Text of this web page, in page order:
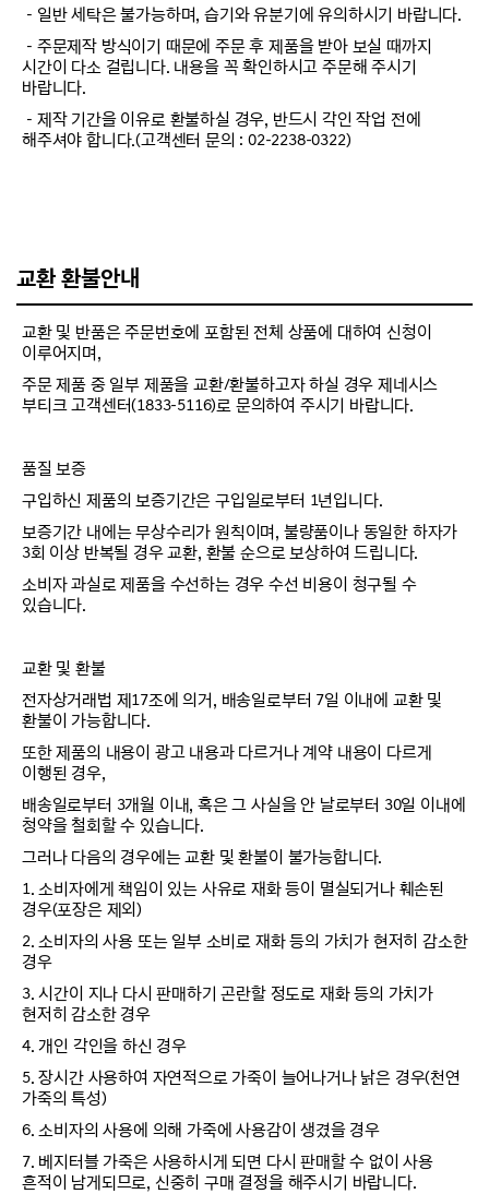
－일반 세탁은 불가능하며, 습기와 유분기에 유의하시기 바랍니다.
－주문제작 방식이기 때문에 주문 후 제품을 받아 보실 때까지
시간이 다소 걸립니다. 내용을 꼭 확인하시고 주문해 주시기
바랍니다.
－제작 기간을 이유로 환불하실 경우, 반드시 각인 작업 전에
해주셔야 합니다.(고객센터 문의 : 02-2238-0322)
교환 환불안내
교환 및 반품은 주문번호에 포함된 전체 상품에 대하여 신청이
이루어지며,
주문 제품 중 일부 제품을 교환/환불하고자 하실 경우 제네시스
부티크 고객센터(1833-5116)로 문의하여 주시기 바랍니다.
품질 보증
구입하신 제품의 보증기간은 구입일로부터 1년입니다.
보증기간 내에는 무상수리가 원칙이며, 불량품이나 동일한 하자가
3회 이상 반복될 경우 교환, 환불 순으로 보상하여 드립니다.
소비자 과실로 제품을 수선하는 경우 수선 비용이 청구될 수
있습니다.
교환 및 환불
전자상거래법 제17조에 의거, 배송일로부터 7일 이내에 교환 및
환불이 가능합니다.
또한 제품의 내용이 광고 내용과 다르거나 계약 내용이 다르게
이행된 경우,
배송일로부터 3개월 이내, 혹은 그 사실을 안 날로부터 30일 이내에
청약을 철회할 수 있습니다.
그러나 다음의 경우에는 교환 및 환불이 불가능합니다.
1. 소비자에게 책임이 있는 사유로 재화 등이 멸실되거나 훼손된
경우(포장은 제외)
2. 소비자의 사용 또는 일부 소비로 재화 등의 가치가 현저히 감소한
경우
3. 시간이 지나 다시 판매하기 곤란할 정도로 재화 등의 가치가
현저히 감소한 경우
4. 개인 각인을 하신 경우
5. 장시간 사용하여 자연적으로 가죽이 늘어나거나 낡은 경우(천연
가죽의 특성)
6. 소비자의 사용에 의해 가죽에 사용감이 생겼을 경우
7. 베지터블 가죽은 사용하시게 되면 다시 판매할 수 없이 사용
흔적이 남게되므로, 신중히 구매 결정을 해주시기 바랍니다.